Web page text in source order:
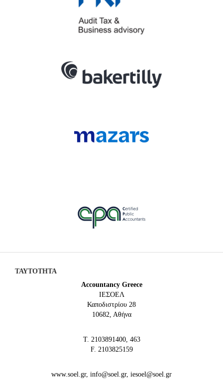
ΤΑΥΤΟΤΗΤΑ
Accountancy Greece
IEΣΟΕΛ
Καποδιστρίου 28
10682, Αθήνα
Τ. 2103891400, 463
F. 2103825159
www.soel.gr, info@soel.gr, iesoel@soel.gr